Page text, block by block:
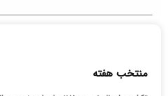
منتخب هفته